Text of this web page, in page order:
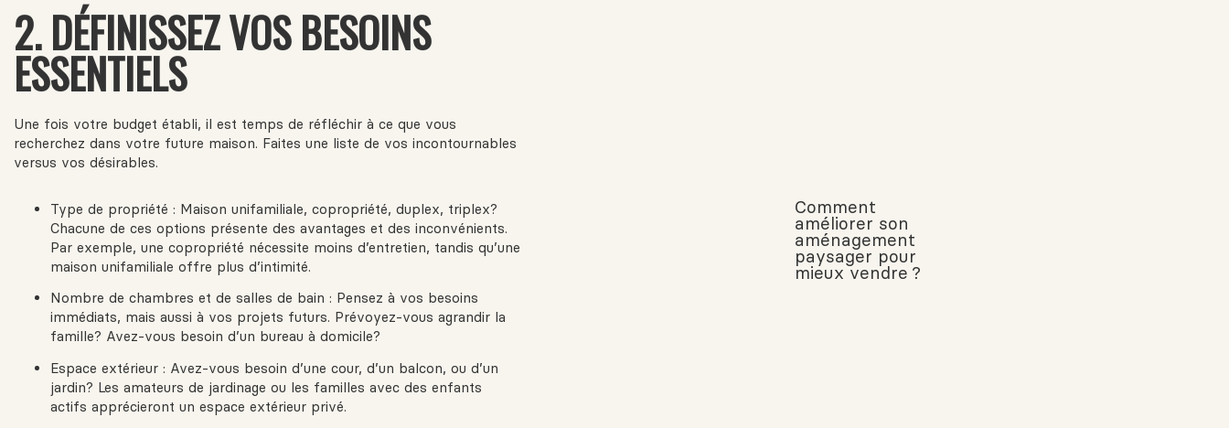
2. DÉFINISSEZ VOS BESOINS
ESSENTIELS
Une fois votre budget établi, il est temps de réfléchir à ce que vous
recherchez dans votre future maison. Faites une liste de vos incontournables
versus vos désirables.
Type de propriété : Maison unifamiliale, copropriété, duplex, triplex?
Chacune de ces options présente des avantages et des inconvénients.
Par exemple, une copropriété nécessite moins d’entretien, tandis qu’une
maison unifamiliale offre plus d’intimité.
Nombre de chambres et de salles de bain : Pensez à vos besoins
immédiats, mais aussi à vos projets futurs. Prévoyez-vous agrandir la
famille? Avez-vous besoin d’un bureau à domicile?
Espace extérieur : Avez-vous besoin d’une cour, d’un balcon, ou d’un
jardin? Les amateurs de jardinage ou les familles avec des enfants
actifs apprécieront un espace extérieur privé.
Comment
améliorer son
aménagement
paysager pour
mieux vendre ?